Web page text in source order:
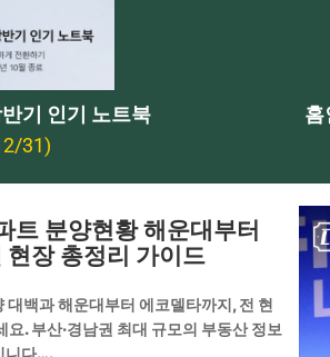
기 인기 노트북
31)
홈
트 분양현황 해운대부터
장 총정리 가이드
백과 해운대부터 에코델타까지, 전 현
. 부산·경남권 최대 규모의 부동산 정보